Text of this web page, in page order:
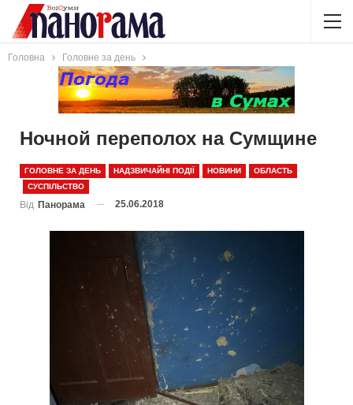
Головна Головне за день
Ночной переполох на Сумщине
ГОЛОВНЕ ЗА ДЕНЬ НАДЗВИЧАЙНІ ПОДІЇ НОВИНИ
ОБЛАСТЬ
СУСПІЛЬСТВО
Від Панорама 25.06.2018